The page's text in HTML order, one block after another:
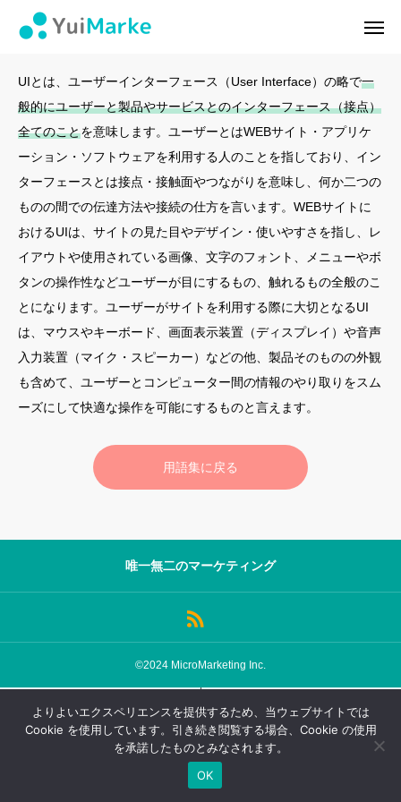
UIとは、ユーザーインターフェース（User Interface）の略で一
般的にユーザーと製品やサービスとのインターフェース（接点）
全てのことを意味します。ユーザーとはWEBサイト・アプリケ
ーション・ソフトウェアを利用する人のことを指しており、イン
ターフェースとは接点・接触面やつながりを意味し、何か二つの
ものの間での伝達方法や接続の仕方を言います。WEBサイトに
おけるUIは、サイトの見た目やデザイン・使いやすさを指し、レ
イアウトや使用されている画像、文字のフォント、メニューやボ
タンの操作性などユーザーが目にするもの、触れるもの全般のこ
とになります。ユーザーがサイトを利用する際に大切となるUI
は、マウスやキーボード、画面表示装置（ディスプレイ）や音声
入力装置（マイク・スピーカー）などの他、製品そのものの外観
も含めて、ユーザーとコンピューター間の情報のやり取りをスム
ーズにして快適な操作を可能にするものと言えます。
用語集に戻る
唯一無二のマーケティング
©2024 MicroMarketing Inc.
ログイン 会員登録
ログイン 会員登録
実績・お客様の声
無料診断
イベント・セミナー情報
コンテンツ
スポンサー登録
サイト会員登録
よくあるご質問
プライバシーポリシー
LINE公式
ホーム
よりよいエクスペリエンスを提供するため、当ウェブサイトでは
Cookie を使用しています。引き続き閲覧する場合、Cookie の使用
を承諾したものとみなされます。
OK